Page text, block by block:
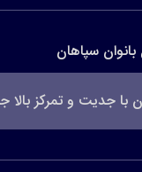
سپاهان
با جدیت و تمرکز